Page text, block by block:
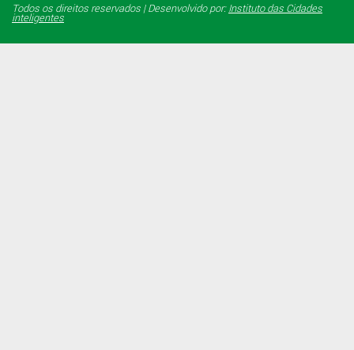
Todos os direitos reservados | Desenvolvido por:Instituto das Cidades
inteligentes